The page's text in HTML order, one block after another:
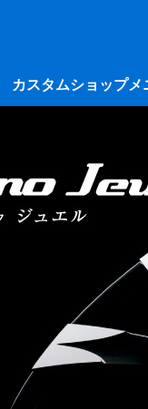
カスタムショップメ